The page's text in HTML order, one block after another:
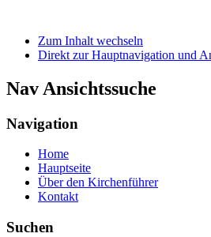
Zum Inhalt wechseln
Direkt zur Hauptnavigation und
Nav Ansichtssuche
Navigation
Home
Hauptseite
Über den Kirchenführer
Kontakt
Suchen